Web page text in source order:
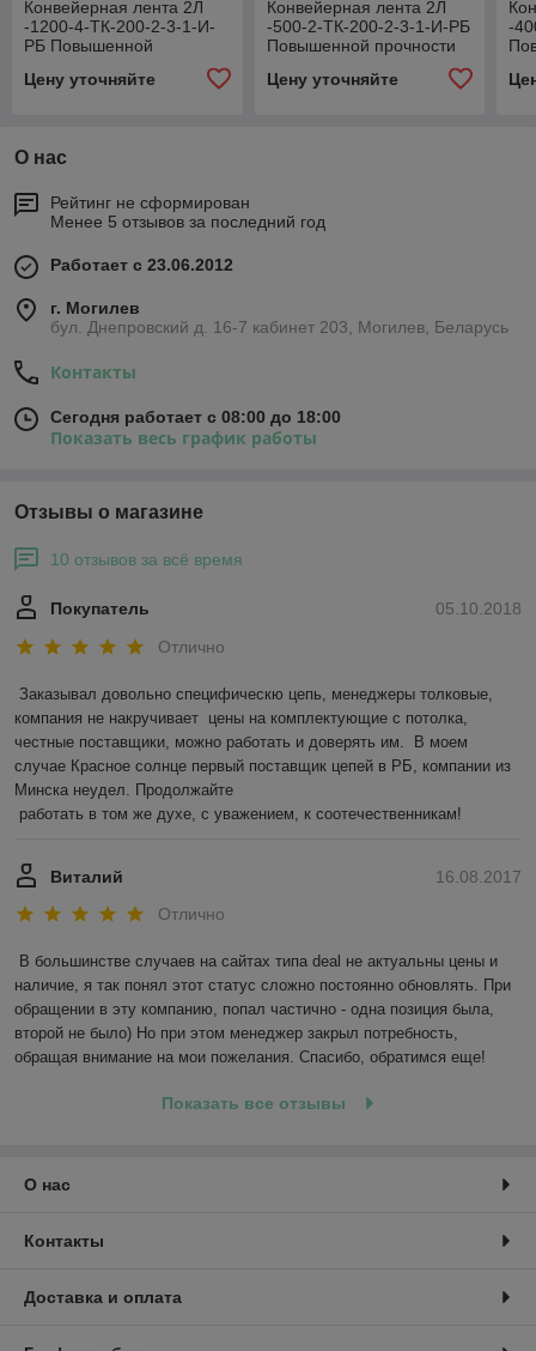
Конвейерная лента 2Л
-1200-4-ТК-200-2-3-1-И-
РБ Повышенной
Цену уточняйте
Конвейерная лента 2Л
-500-2-ТК-200-2-3-1-И-РБ
Повышенной прочности
Цену уточняйте
-
О нас
Рейтинг не сформирован
Менее 5 отзывов за последний год
Работает с 23.06.2012
г. Могилев
бул. Днепровский д. 16-7 кабинет 203, Могилев, Беларусь
Контакты
Сегодня работает с 08:00 до 18:00
Показать весь график работы
Отзывы о магазине
10 отзывов за всё время
05.10.2018
Покупатель
Отлично
Заказывал довольно специфическю цепь, менеджеры толковые,
компания не накручивает  цены на комплектующие с потолка,
честные поставщики, можно работать и доверять им.  В моем
случае Красное солнце первый поставщик цепей в РБ, компании из
Минска неудел. Продолжайте
работать в том же духе, с уважением, к соотечественникам!
16.08.2017
Виталий
Отлично
В большинстве случаев на сайтах типа deal не актуальны цены и
наличие, я так понял этот статус сложно постоянно обновлять. При
обращении в эту компанию, попал частично - одна позиция была,
второй не было) Но при этом менеджер закрыл потребность,
обращая внимание на мои пожелания. Спасибо, обратимся еще!
Показать все отзывы
О нас
Контакты
Доставка и оплата